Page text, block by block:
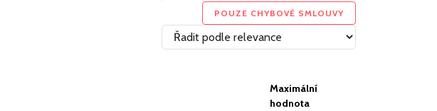
Více
POUZE CHYBOVÉ SMLOUVY
Maximální
hodnota